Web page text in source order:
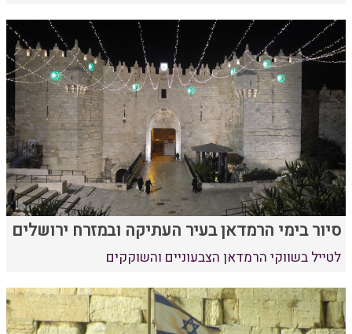
סיור בימי הרמדאן בעיר העתיקה ובמזרח ירושלים
לטייל בשווקי הרמדאן הצבעוניים והשוקקים